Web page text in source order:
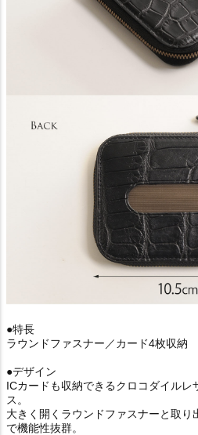
●特長
ラウンドファスナー／カード4枚収納
●デザイン
ICカードも収納できるクロコダイルレ
ス。
大きく開くラウンドファスナーと取り
で機能性抜群。